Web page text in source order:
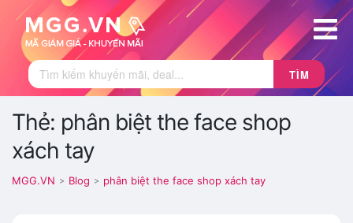
TÌM
Thẻ: phân biệt the face shop
xách tay
MGG.VN > Blog > phân biệt the face shop xách tay